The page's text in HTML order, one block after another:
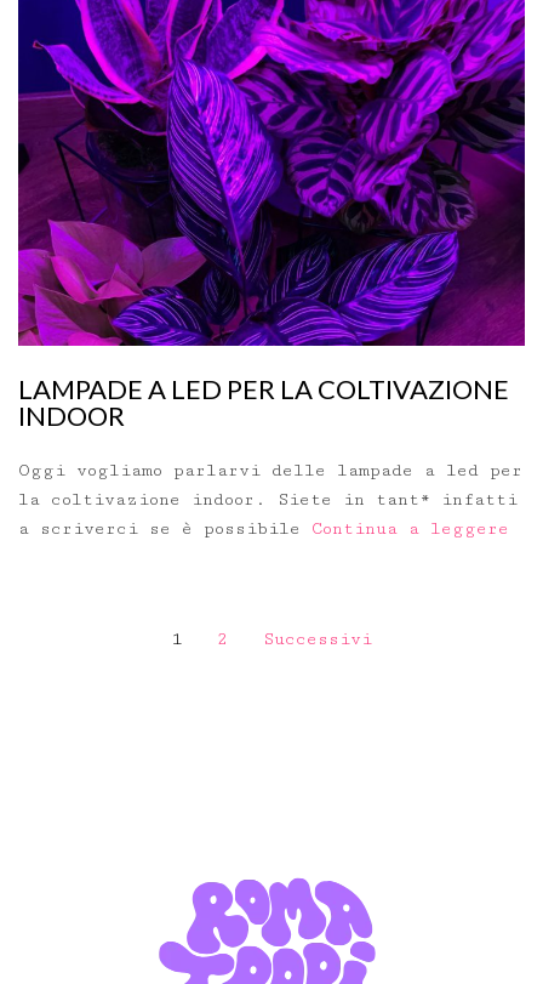
LAMPADE A LED PER LA COLTIVAZIONE
INDOOR
Oggi vogliamo parlarvi delle lampade a led per
la coltivazione indoor. Siete in tant* infatti
a scriverci se è possibile Continua a leggere
1 2 Successivi